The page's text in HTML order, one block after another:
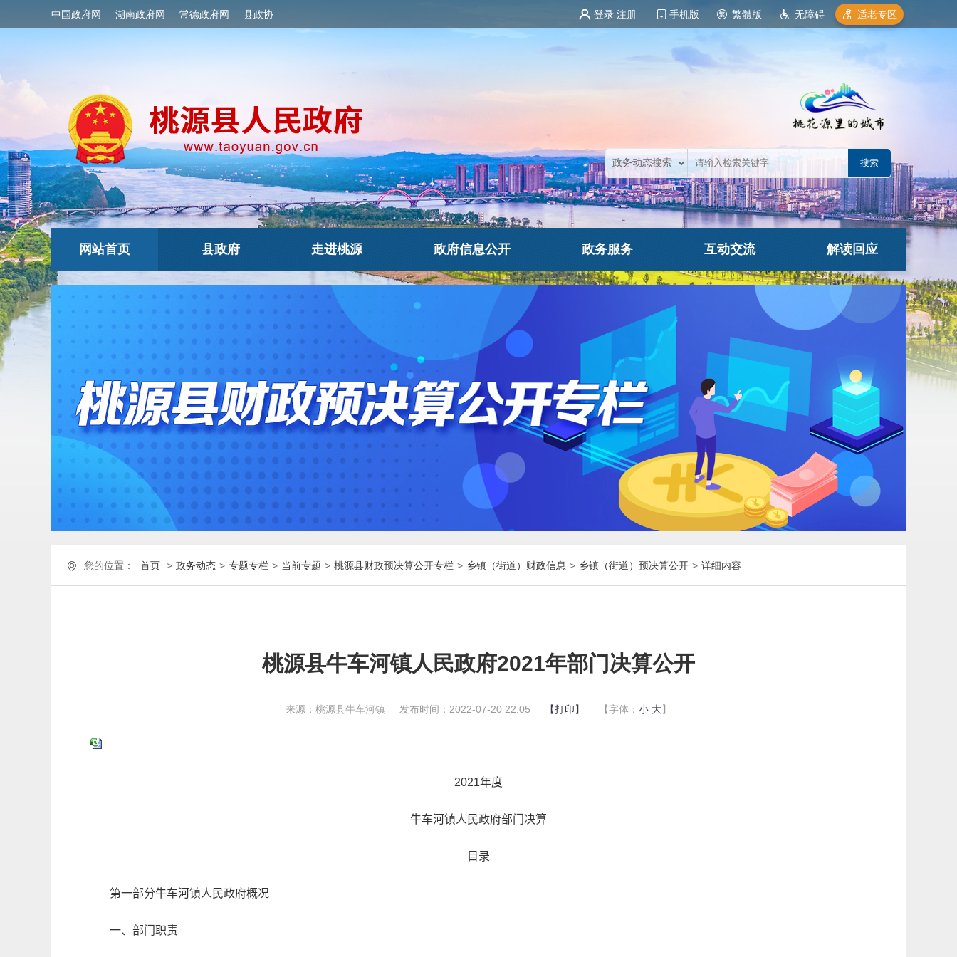
中国政府网 湖南政府网 常德政府网 县政协 登录 注册 手机版 繁體版 无障碍 适老专区
网站首页 县政府 走进桃源 政府信息公开 政务服务 互动交流 解读回应
您的位置： 首页 > 政务动态 > 专题专栏 > 当前专题 > 桃源县财政预决算公开专栏 > 乡镇（街道）财政信息 > 乡镇（街道）预决算公开 > 详细内容
桃源县牛车河镇人民政府2021年部门决算公开
来源：桃源县牛车河镇 发布时间：2022-07-20 22:05 【打印】 【字体： 小 大】
2021年度
牛车河镇人民政府部门决算
目录
第一部分牛车河镇人民政府概况
一、部门职责